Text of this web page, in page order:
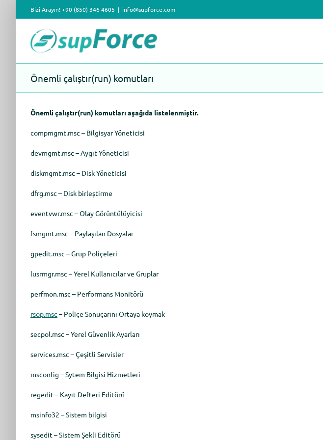
Bizi Arayın! +90 (850) 346 4605 | info@supforce.com
Önemli çalıştır(run) komutları
Önemli çalıştır(run) komutları aşağıda listelenmiştir.
compmgmt.msc – Bilgisyar Yöneticisi
devmgmt.msc – Aygıt Yöneticisi
diskmgmt.msc – Disk Yöneticisi
dfrg.msc – Disk birleştirme
eventvwr.msc – Olay Görüntülüyicisi
fsmgmt.msc – Paylaşılan Dosyalar
gpedit.msc – Grup Poliçeleri
lusrmgr.msc – Yerel Kullanıcılar ve Gruplar
perfmon.msc – Performans Monitörü
rsop.msc – Poliçe Sonuçarını Ortaya koymak
secpol.msc – Yerel Güvenlik Ayarları
services.msc – Çeşitli Servisler
msconfig – Sytem Bilgisi Hizmetleri
regedit – Kayıt Defteri Editörü
msinfo32 – Sistem bilgisi
sysedit – Sistem Şekli Editörü